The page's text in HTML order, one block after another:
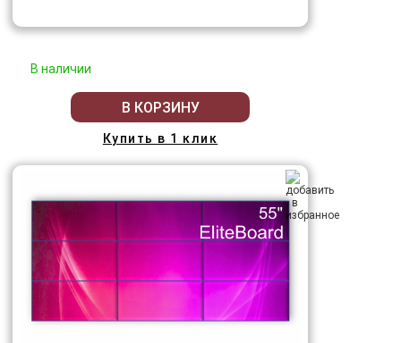
В наличии
В КОРЗИНУ
Купить в 1 клик